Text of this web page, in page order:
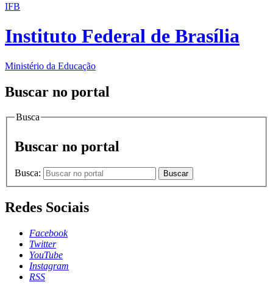
IFB
Instituto Federal de Brasília
Ministério da Educação
Buscar no portal
Busca
Buscar no portal
Busca: Buscar
Redes Sociais
Facebook
Twitter
YouTube
Instagram
RSS